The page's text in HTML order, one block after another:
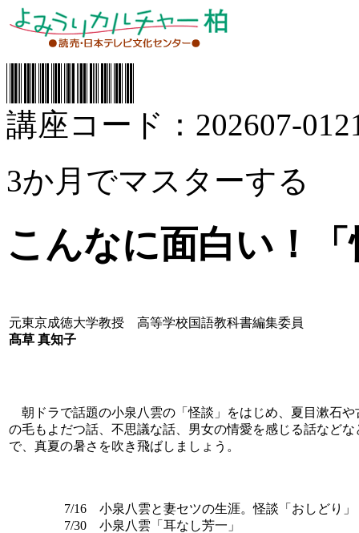
講座コード：202607-
3か月でマスターする
こんなに面白い！
元東京成徳大学教授 高等学校国語教科書編集委員
髙草 真知子
朝ドラで話題の小泉八雲の「怪談」をはじめ、夏目漱石
の毛もよだつ話、不思議な話、男女の情愛を感じる話など
で、真夏の暑さを吹き飛ばしましょう。
7/16 小泉八雲と妻セツの生涯。怪談「おしどり」
7/30 小泉八雲「耳なし芳一」